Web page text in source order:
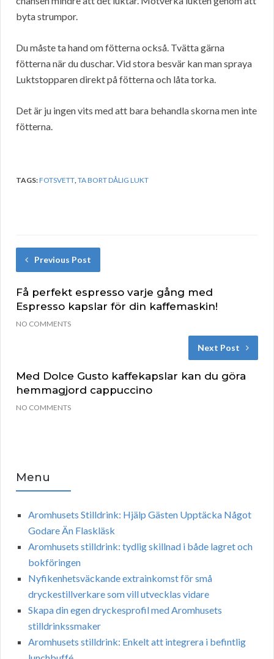
byta strumpor.
Du måste ta hand om fötterna också. Tvätta gärna
fötterna när du duschar. Vid stora besvär kan man spraya
Luktstopparen direkt på fötterna och låta torka.
Det är ju ingen vits med att bara behandla skorna men inte
fötterna.
TAGS:FOTSVETT,TA BORT DÅLIG LUKT
Previous Post
Få perfekt espresso varje gång med
Espresso kapslar för din kaffemaskin!
NO COMMENTS
Next Post
Med Dolce Gusto kaffekapslar kan du göra
hemmagjord cappuccino
NO COMMENTS
Menu
Aromhusets Stilldrink: Hjälp Gästen Upptäcka Något
Godare Än Flaskläsk
Aromhusets stilldrink: tydlig skillnad i både lagret och
bokföringen
Nyfikenhetsväckande extrainkomst för små
dryckestillverkare som vill utvecklas vidare
Skapa din egen dryckesprofil med Aromhusets
stilldrinkssmaker
Aromhusets stilldrink: Enkelt att integrera i befintlig